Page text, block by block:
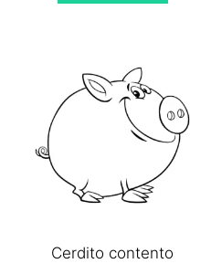
Cerdito contento